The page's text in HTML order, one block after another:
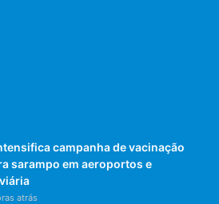
campanha de vacinação
sarampo em aeroportos e
atrás